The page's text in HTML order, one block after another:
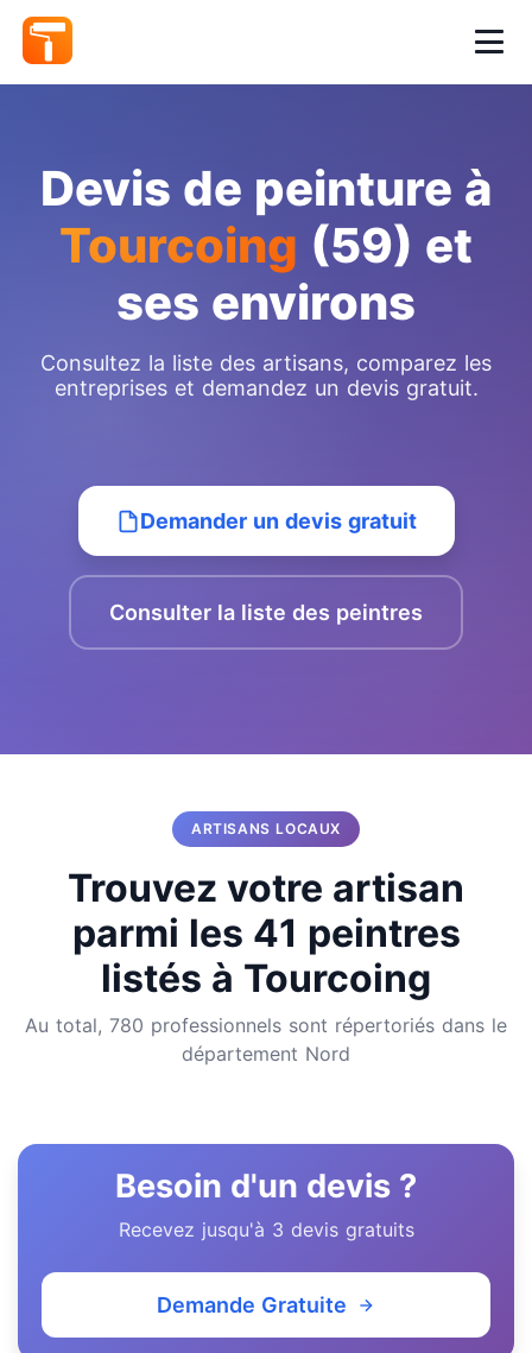
Devis de peinture à
Tourcoing (59) et
ses environs
Consultez la liste des artisans, comparez les
entreprises et demandez un devis gratuit.
Demander un devis gratuit
Consulter la liste des peintres
ARTISANS LOCAUX
Trouvez votre artisan
parmi les 41 peintres
listés à Tourcoing
Au total, 780 professionnels sont répertoriés dans le
département Nord
Besoin d'un devis ?
Recevez jusqu'à 3 devis gratuits
Demande Gratuite